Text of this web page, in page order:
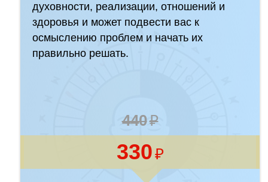
духовности, реализации, отношений и
здоровья и может подвести вас к
осмыслению проблем и начать их
правильно решать.
440
330